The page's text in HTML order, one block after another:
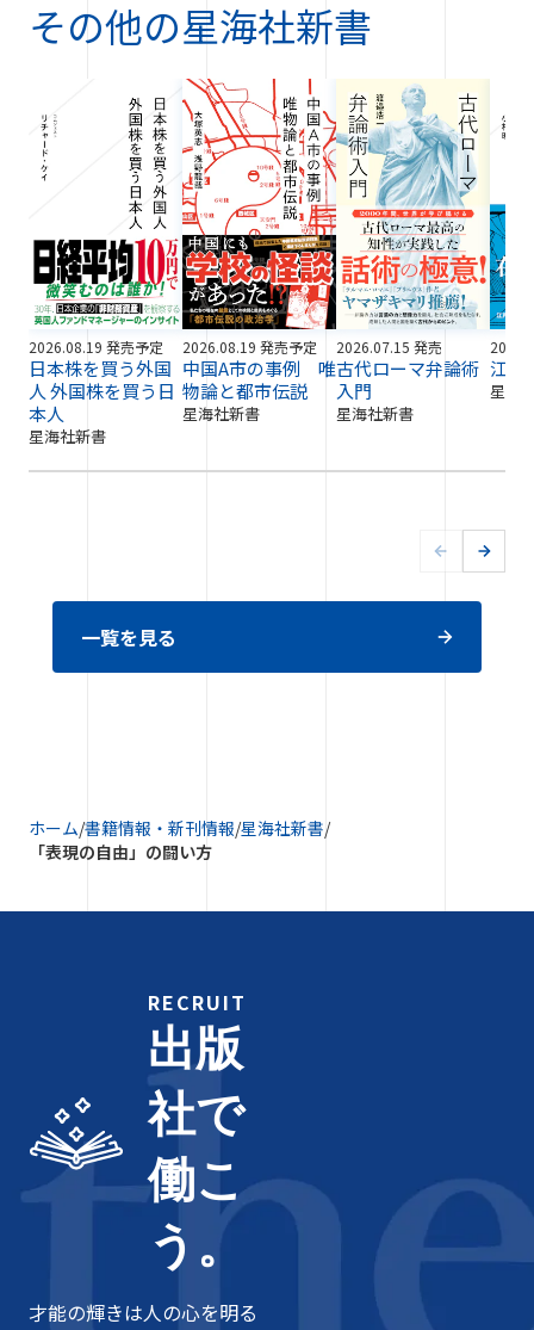
その他の星海社新書
2026.08.19 発売予定
日本株を買う外国
人 外国株を買う日
本人
星海社新書
2026.08.19 発売予定
中国A市の事例 唯
物論と都市伝説
星海社新書
2026.07.15 発売
古代ローマ弁論術
入門
星海社新書
江戸
星海
一覧を見る
ホーム/書籍情報・新刊情報/星海社新書/
「表現の自由」の闘い方
RECRUIT
出版
社で
働こ
う。
才能の輝きは人の心を明る